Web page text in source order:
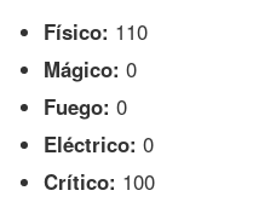
Físico: 110
Mágico: 0
Fuego: 0
Eléctrico: 0
Crítico: 100